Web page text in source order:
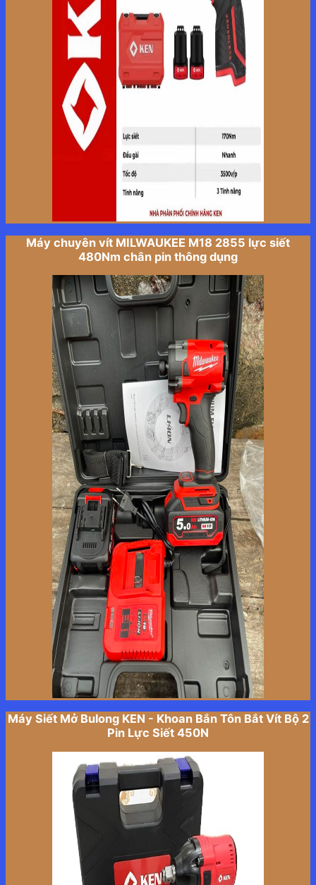
Máy chuyên vít MILWAUKEE M18 2855 lực siết
480Nm chân pin thông dụng
Máy Siết Mở Bulong KEN - Khoan Bắn Tôn Bắt Vít Bộ 2
Pin Lực Siết 450N